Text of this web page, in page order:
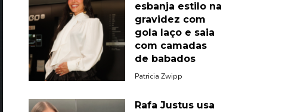
esbanja estilo na
gravidez com
gola laço e saia
com camadas
de babados
Patricia Zwipp
Rafa Justus usa